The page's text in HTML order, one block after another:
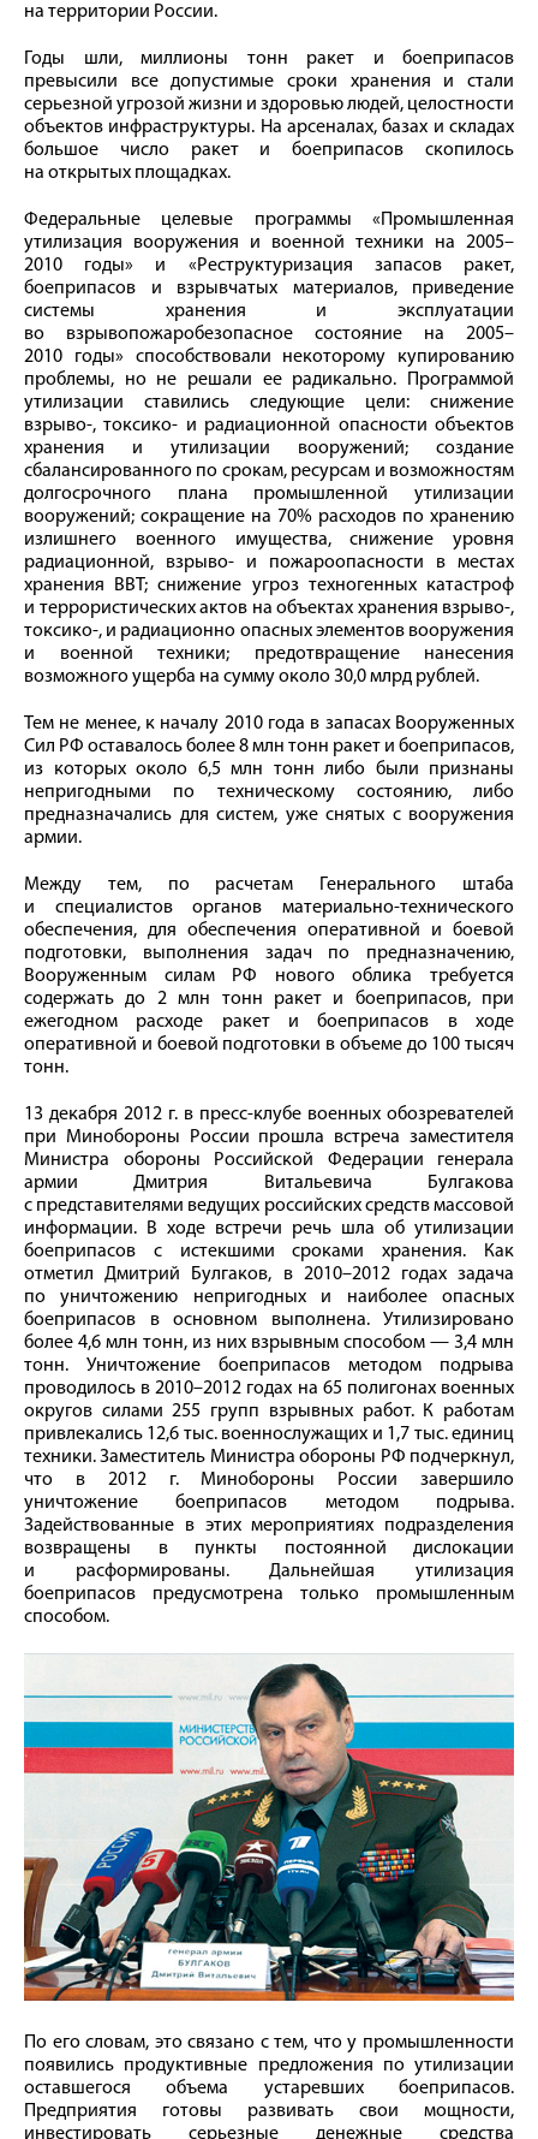
на территории России.
Годы шли, миллионы тонн ракет и боеприпасов
превысили все допустимые сроки хранения и стали
серьезной угрозой жизни и здоровью людей, целостности
объектов инфраструктуры. На арсеналах, базах и складах
большое число ракет и боеприпасов скопилось
на открытых площадках.
Федеральные целевые программы «Промышленная
утилизация вооружения и военной техники на 2005–
2010 годы» и «Реструктуризация запасов ракет,
боеприпасов и взрывчатых материалов, приведение
системы хранения и эксплуатации
во взрывопожаробезопасное состояние на 2005–
2010 годы» способствовали некоторому купированию
проблемы, но не решали ее радикально. Программой
утилизации ставились следующие цели: снижение
взрыво-, токсико- и радиационной опасности объектов
хранения и утилизации вооружений; создание
сбалансированного по срокам, ресурсам и возможностям
долгосрочного плана промышленной утилизации
вооружений; сокращение на 70% расходов по хранению
излишнего военного имущества, снижение уровня
радиационной, взрыво- и пожароопасности в местах
хранения ВВТ; снижение угроз техногенных катастроф
и террористических актов на объектах хранения взрыво-,
токсико-, и радиационно опасных элементов вооружения
и военной техники; предотвращение нанесения
возможного ущерба на сумму около 30,0 млрд рублей.
Тем не менее, к началу 2010 года в запасах Вооруженных
Сил РФ оставалось более 8 млн тонн ракет и боеприпасов,
из которых около 6,5 млн тонн либо были признаны
непригодными по техническому состоянию, либо
предназначались для систем, уже снятых с вооружения
армии.
Между тем, по расчетам Генерального штаба
и специалистов органов материально-технического
обеспечения, для обеспечения оперативной и боевой
подготовки, выполнения задач по предназначению,
Вооруженным силам РФ нового облика требуется
содержать до 2 млн тонн ракет и боеприпасов, при
ежегодном расходе ракет и боеприпасов в ходе
оперативной и боевой подготовки в объеме до 100 тысяч
тонн.
13 декабря 2012 г. в пресс-клубе военных обозревателей
при Минобороны России прошла встреча заместителя
Министра обороны Российской Федерации генерала
армии Дмитрия Витальевича Булгакова
с представителями ведущих российских средств массовой
информации. В ходе встречи речь шла об утилизации
боеприпасов с истекшими сроками хранения. Как
отметил Дмитрий Булгаков, в 2010–2012 годах задача
по уничтожению непригодных и наиболее опасных
боеприпасов в основном выполнена. Утилизировано
более 4,6 млн тонн, из них взрывным способом — 3,4 млн
тонн. Уничтожение боеприпасов методом подрыва
проводилось в 2010–2012 годах на 65 полигонах военных
округов силами 255 групп взрывных работ. К работам
привлекались 12,6 тыс. военнослужащих и 1,7 тыс. единиц
техники. Заместитель Министра обороны РФ подчеркнул,
что в 2012 г. Минобороны России завершило
уничтожение боеприпасов методом подрыва.
Задействованные в этих мероприятиях подразделения
возвращены в пункты постоянной дислокации
и расформированы. Дальнейшая утилизация
боеприпасов предусмотрена только промышленным
способом.
По его словам, это связано с тем, что у промышленности
появились продуктивные предложения по утилизации
оставшегося объема устаревших боеприпасов.
Предприятия готовы развивать свои мощности,
инвестировать серьезные денежные средства